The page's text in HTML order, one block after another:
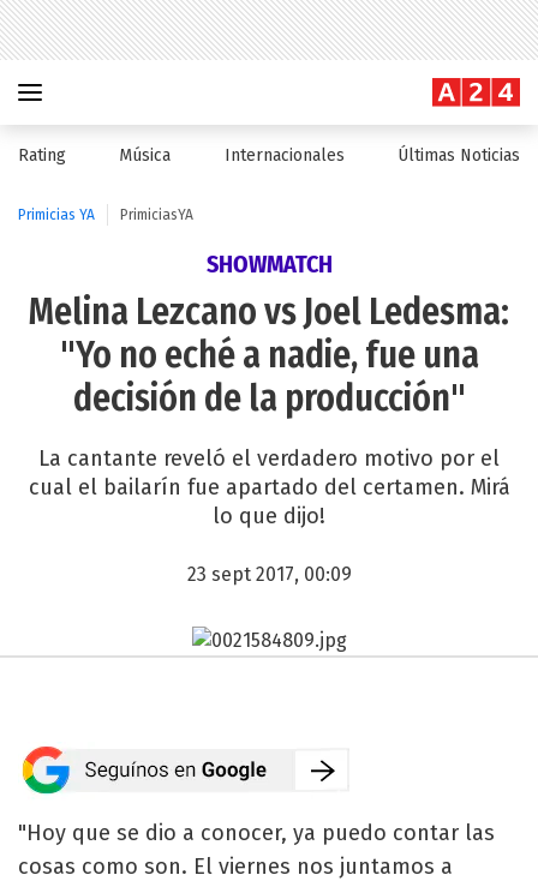
Rating Música Internacionales Últimas Noticias
Primicias YA PrimiciasYA
SHOWMATCH
Melina Lezcano vs Joel Ledesma:
"Yo no eché a nadie, fue una
decisión de la producción"
La cantante reveló el verdadero motivo por el
cual el bailarín fue apartado del certamen. Mirá
lo que dijo!
23 sept 2017, 00:09
"Hoy que se dio a conocer, ya puedo contar las
cosas como son. El viernes nos juntamos a